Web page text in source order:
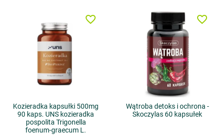
Kozieradka kapsułki 500mg
90 kaps. UNS kozieradka
pospolita Trigonella
foenum-graecum L.
favorite_border
Wątroba detoks i ochrona -
Skoczylas 60 kapsułek
favorite_border